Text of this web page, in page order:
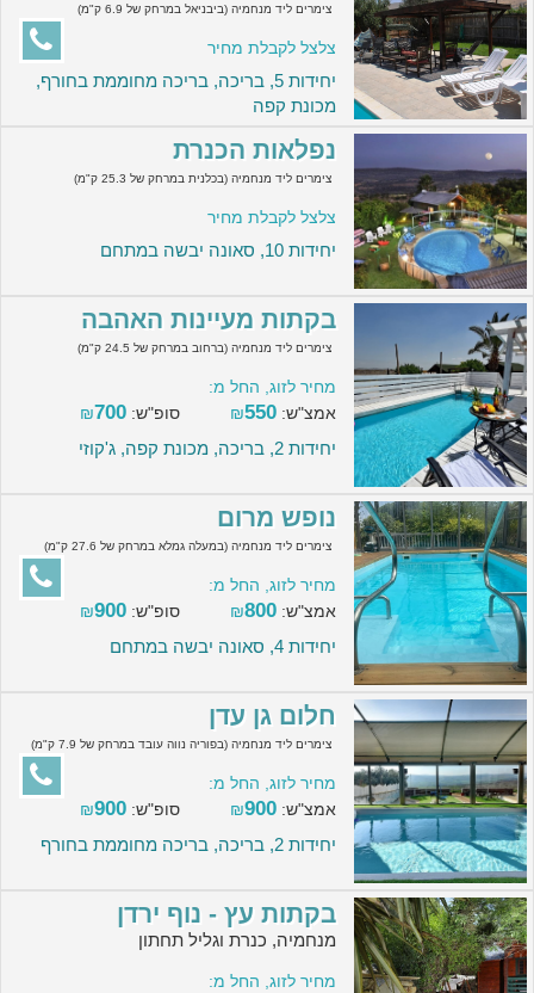
צימרים ליד מנחמיה (ביבניאל במרחק של 6.9 ק"מ)
צלצל לקבלת מחיר
יחידות 5, בריכה, בריכה מחוממת בחורף,
מכונת קפה
נפלאות הכנרת
צימרים ליד מנחמיה (בכלנית במרחק של 25.3 ק"מ)
צלצל לקבלת מחיר
יחידות 10, סאונה יבשה במתחם
בקתות מעיינות האהבה
צימרים ליד מנחמיה (ברחוב במרחק של 24.5 ק"מ)
מחיר לזוג, החל מ:
אמצ"ש:
₪550 סופ"ש: ₪700
יחידות 2, בריכה, מכונת קפה, ג'קוזי
נופש מרום
צימרים ליד מנחמיה (במעלה גמלא במרחק של 27.6 ק"מ)
מחיר לזוג, החל מ:
אמצ"ש:
₪800 סופ"ש: ₪900
יחידות 4, סאונה יבשה במתחם
חלום גן עדן
צימרים ליד מנחמיה (בפוריה נווה עובד במרחק של 7.9 ק"מ)
מחיר לזוג, החל מ:
אמצ"ש:
₪900 סופ"ש: ₪900
יחידות 2, בריכה, בריכה מחוממת בחורף
בקתות עץ - נוף ירדן
מנחמיה, כנרת וגליל תחתון
מחיר לזוג, החל מ: